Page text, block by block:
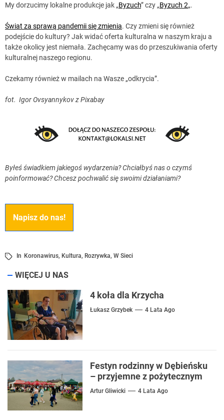
My dorzucimy lokalne produkcje jak „Byzuch” czy „Byzuch 2„.
Świat za sprawą pandemii się zmienia. Czy zmieni się również
podejście do kultury? Jak widać oferta kulturalna w naszym kraju a
także okolicy jest niemała. Zachęcamy was do przeszukiwania oferty
kulturalnej naszego regionu.
Czekamy również w mailach na Wasze „odkrycia”.
fot. Igor Ovsyannykov z Pixabay
Byłeś świadkiem jakiegoś wydarzenia? Chciałbyś nas o czymś
poinformować? Chcesz pochwalić się swoimi działaniami?
Napisz do nas!
In Koronawirus, Kultura, Rozrywka, W Sieci
WIĘCEJ U NAS
4 koła dla Krzycha
Łukasz Grzybek 4 Lata Ago
￼Festyn rodzinny w Dębieńsku
– przyjemne z pożytecznym
Artur Gliwicki 4 Lata Ago